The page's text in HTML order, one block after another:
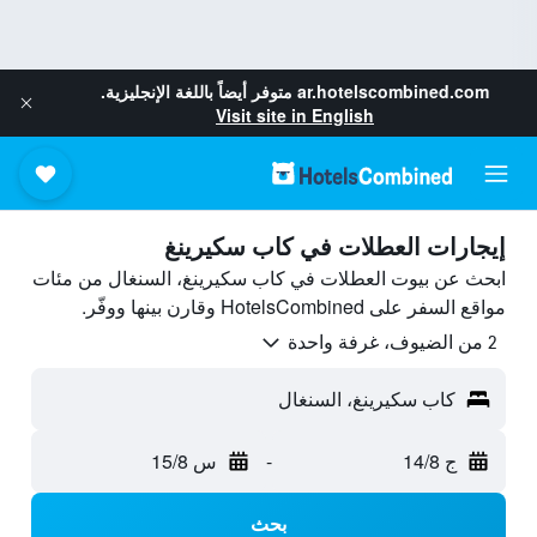
ar.hotelscombined.com متوفر أيضاً باللغة الإنجليزية.
Visit site in English
إيجارات العطلات في كاب سكيرينغ
ابحث عن بيوت العطلات في كاب سكيرينغ، السنغال من مئات
مواقع السفر على HotelsCombined وقارن بينها ووفّر.
2 من الضيوف، غرفة واحدة
كاب سكيرينغ، السنغال
ج 14/8 - س 15/8
بحث